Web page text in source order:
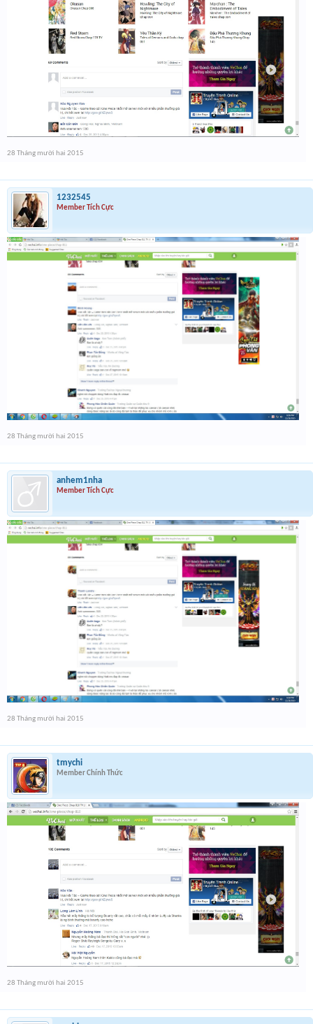
28 Tháng mười hai 2015
1232545
Member Tích Cực
28 Tháng mười hai 2015
anhem1nha
Member Tích Cực
28 Tháng mười hai 2015
tmychi
Member Chính Thức
28 Tháng mười hai 2015